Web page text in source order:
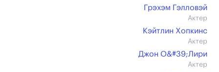
Грэхэм Гэлловэй
Актер
Кэйтлин Хопкинс
Актер
Джон О&#39;Лири
Актер